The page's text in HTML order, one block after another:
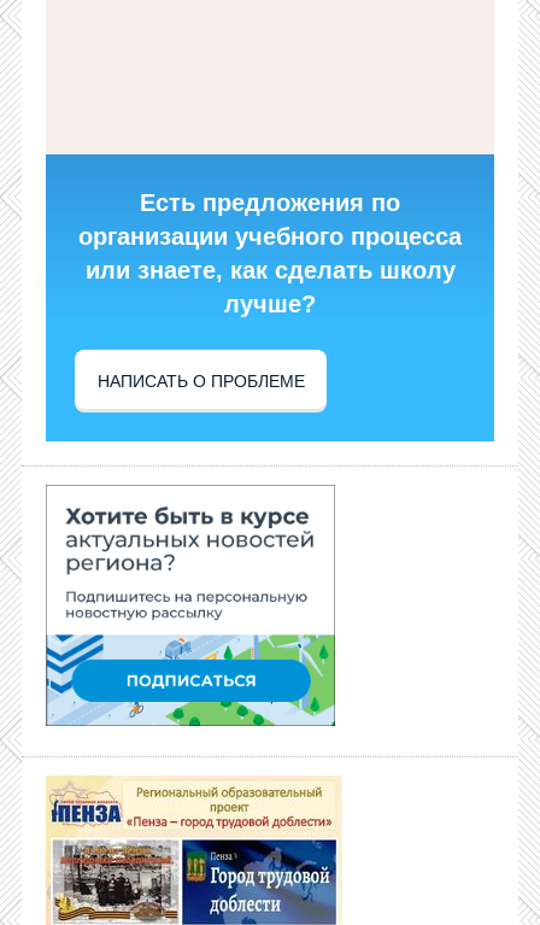
Есть предложения по
организации учебного процесса
или знаете, как сделать школу
лучше?
НАПИСАТЬ О ПРОБЛЕМЕ